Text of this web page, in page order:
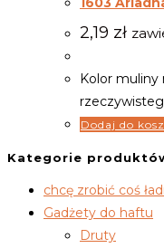
2,19 zł
Kolor muliny
Dodaj do
Kategorie
chcę zrobić coś
Gadżety do haftu
Druty